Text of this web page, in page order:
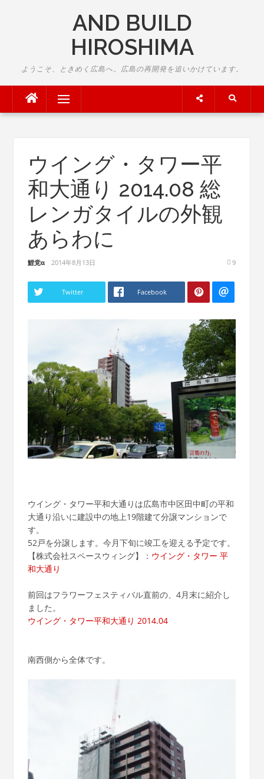
AND BUILD
HIROSHIMA
ようこそ、ときめく広島へ。広島の再開発を追いかけています。
Menu
ウイング・タワー平
和大通り 2014.08 総
レンガタイルの外観
あらわに
鯉党α 2014年8月13日 9
Twitter Facebook
ウイング・タワー平和大通りは広島市中区田中町の平和
大通り沿いに建設中の地上19階建て分譲マンションで
す。
52戸を分譲します。今月下旬に竣工を迎える予定です。
【株式会社スペースウィング】： ウイング・タワー 平
和大通り
前回はフラワーフェスティバル直前の、4月末に紹介し
ました。
ウイング・タワー平和大通り 2014.04
南西側から全体です。